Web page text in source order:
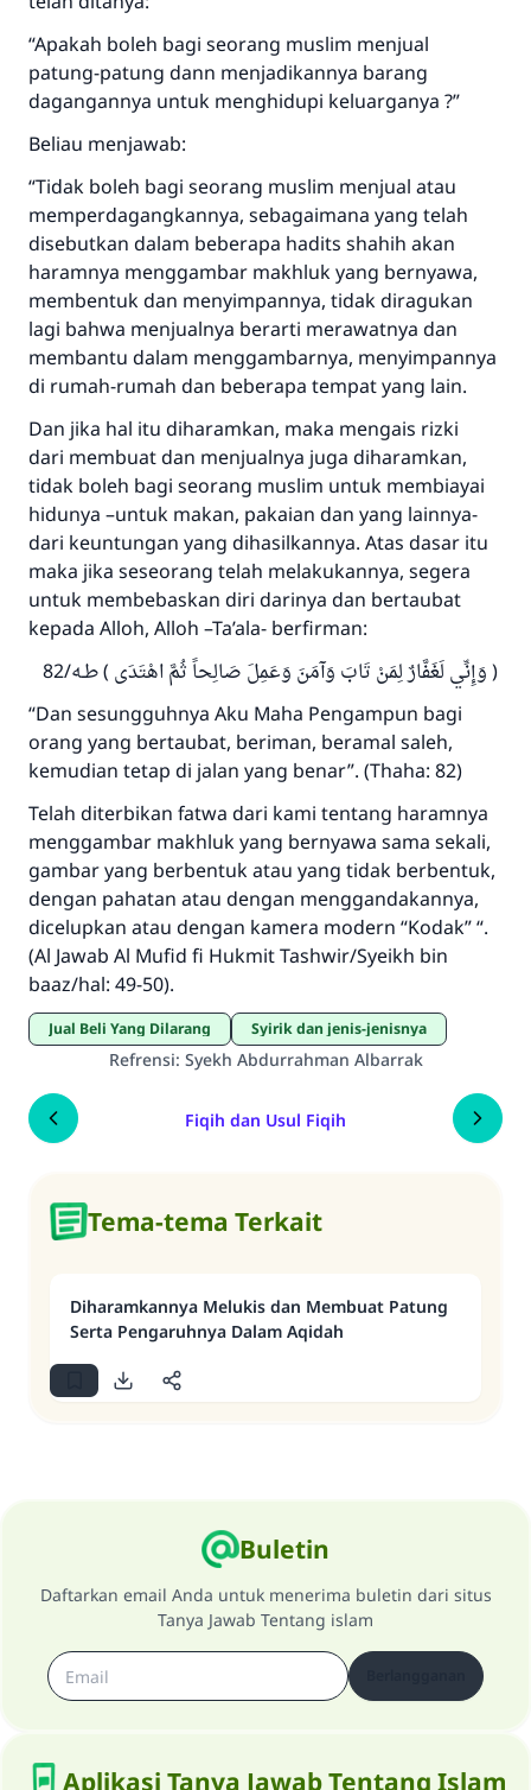
“Apakah boleh bagi seorang muslim menjual
patung-patung dann menjadikannya barang
dagangannya untuk menghidupi keluarganya ?”
Beliau menjawab:
“Tidak boleh bagi seorang muslim menjual atau
memperdagangkannya, sebagaimana yang telah
disebutkan dalam beberapa hadits shahih akan
haramnya menggambar makhluk yang bernyawa,
membentuk dan menyimpannya, tidak diragukan
lagi bahwa menjualnya berarti merawatnya dan
membantu dalam menggambarnya, menyimpannya
di rumah-rumah dan beberapa tempat yang lain.
Dan jika hal itu diharamkan, maka mengais rizki
dari membuat dan menjualnya juga diharamkan,
tidak boleh bagi seorang muslim untuk membiayai
hidunya –untuk makan, pakaian dan yang lainnya-
dari keuntungan yang dihasilkannya. Atas dasar itu
maka jika seseorang telah melakukannya, segera
untuk membebaskan diri darinya dan bertaubat
kepada Alloh, Alloh –Ta’ala- berfirman:
( وَإِنِّي لَغَفَّارٌ لِمَنْ تَابَ وَآمَنَ وَعَمِلَ صَالِحاً ثُمَّ اهْتَدَى ) طـه/82
“Dan sesungguhnya Aku Maha Pengampun bagi
orang yang bertaubat, beriman, beramal saleh,
kemudian tetap di jalan yang benar”. (Thaha: 82)
Telah diterbikan fatwa dari kami tentang haramnya
menggambar makhluk yang bernyawa sama sekali,
gambar yang berbentuk atau yang tidak berbentuk,
dengan pahatan atau dengan menggandakannya,
dicelupkan atau dengan kamera modern “Kodak” “.
(Al Jawab Al Mufid fi Hukmit Tashwir/Syeikh bin
baaz/hal: 49-50).
Jual Beli Yang Dilarang Syirik dan jenis-jenisnya
Refrensi: Syekh Abdurrahman Albarrak
Fiqih dan Usul Fiqih
Tema-tema Terkait
Diharamkannya Melukis dan Membuat Patung
Serta Pengaruhnya Dalam Aqidah
Buletin
Daftarkan email Anda untuk menerima buletin dari situs
Tanya Jawab Tentang islam
Aplikasi Tanya Jawab Tentang Islam
Saham